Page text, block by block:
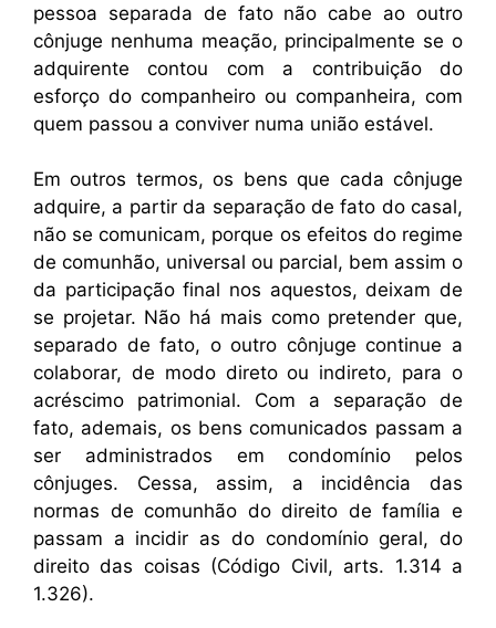
pessoa separada de fato não cabe ao outro
cônjuge nenhuma meação, principalmente se o
adquirente contou com a contribuição do
esforço do companheiro ou companheira, com
quem passou a conviver numa união estável.
Em outros termos, os bens que cada cônjuge
adquire, a partir da separação de fato do casal,
não se comunicam, porque os efeitos do regime
de comunhão, universal ou parcial, bem assim o
da participação final nos aquestos, deixam de
se projetar. Não há mais como pretender que,
separado de fato, o outro cônjuge continue a
colaborar, de modo direto ou indireto, para o
acréscimo patrimonial. Com a separação de
fato, ademais, os bens comunicados passam a
ser administrados em condomínio pelos
cônjuges. Cessa, assim, a incidência das
normas de comunhão do direito de família e
passam a incidir as do condomínio geral, do
direito das coisas (Código Civil, arts. 1.314 a
1.326).